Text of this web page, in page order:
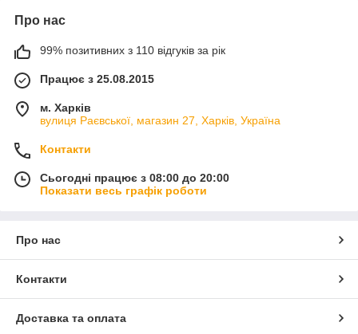
Про нас
99% позитивних з 110 відгуків за рік
Працює з 25.08.2015
м. Харків
вулиця Раєвської, магазин 27, Харків, Україна
Контакти
Сьогодні працює з 08:00 до 20:00
Показати весь графік роботи
Про нас
Контакти
Доставка та оплата